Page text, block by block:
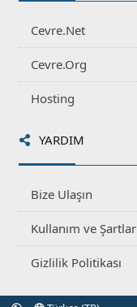
Cevre.Net
Cevre.Org
Hosting
YARDIM
Bize Ulaşın
Kullanım ve Şartlar
Gizlilik Politikası